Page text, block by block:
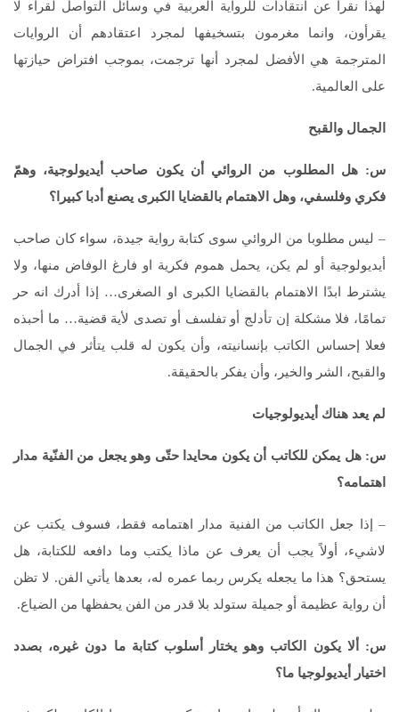
لهذا نقرأ عن انتقادات للرواية العربية في وسائل التواصل لقراء لا
يقرأون، وانما مغرمون بتسخيفها لمجرد اعتقادهم أن الروايات
المترجمة هي الأفضل لمجرد أنها ترجمت، بموجب افتراض حيازتها
على العالمية.
الجمال والقبح
س: هل المطلوب من الروائي أن يكون صاحب أيديولوجية، وهمّ
فكري وفلسفي، وهل الاهتمام بالقضايا الكبرى يصنع أدبا كبيرا؟
– ليس مطلوبا من الروائي سوى كتابة رواية جيدة، سواء كان صاحب
أيديولوجية أو لم يكن، يحمل هموم فكرية او فارغ الوفاض منها، ولا
يشترط ابدًا الاهتمام بالقضايا الكبرى او الصغرى… إذا أدرك انه حر
تمامًا، فلا مشكلة إن تأدلج أو تفلسف أو تصدى لأية قضية… ما أحبذه
فعلا إحساس الكاتب بإنسانيته، وأن يكون له قلب يتأثر في الجمال
والقبح، الشر والخير، وأن يفكر بالحقيقة.
لم يعد هناك أيديولوجيات
س: هل يمكن للكاتب أن يكون محايدا حتّى وهو يجعل من الفنّية مدار
اهتمامه؟
– إذا جعل الكاتب من الفنية مدار اهتمامه فقط، فسوف يكتب عن
لاشيء، أولاً يجب أن يعرف عن ماذا يكتب وما دافعه للكتابة، هل
يستحق؟ هذا ما يجعله يكرس ربما عمره له، بعدها يأتي الفن. لا تظن
أن رواية عظيمة أو جميلة ستولد بلا قدر من الفن يحفظها من الضياع.
س: ألا يكون الكاتب وهو يختار أسلوب كتابة ما دون غيره، بصدد
اختيار أيديولوجيا ما؟